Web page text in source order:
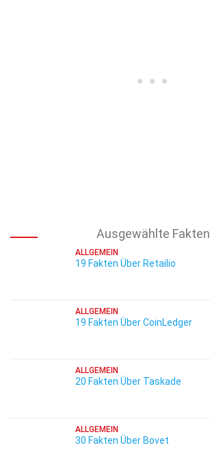
Ausgewählte Fakten
ALLGEMEIN
19 Fakten Über Retailio
ALLGEMEIN
19 Fakten Über CoinLedger
ALLGEMEIN
20 Fakten Über Taskade
ALLGEMEIN
30 Fakten Über Bovet